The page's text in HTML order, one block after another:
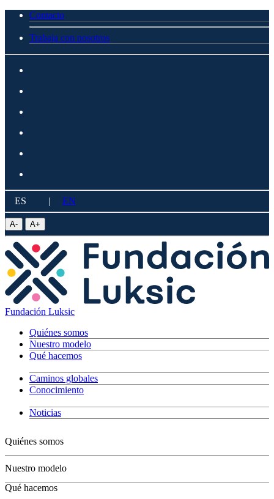
Contacto
Trabaja con nosotros
ES | EN
A- A+
Fundación Luksic
Quiénes somos
Nuestro modelo
Qué hacemos
Caminos globales
Conocimiento
Noticias
Quiénes somos
Nuestro modelo
Qué hacemos